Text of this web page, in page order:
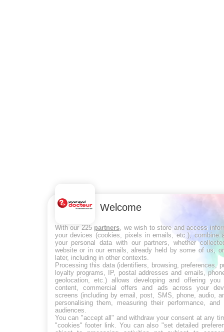
Welcome
With our 225 partners , we wish to store and access
your devices (cookies, pixels in emails, etc.), combine
your personal data with our partners, whether
website or in our emails, already held by some of us,
later, including in other contexts.
Processing this data (identifiers, browsing, preferences,
loyalty programs, IP, postal addresses and emails,
geolocation, etc.) allows developing and offering you
content, commercial offers and ads across your
screens (including by email, post, SMS, phone, audio,
personalising them, measuring their performance, and
audiences.
You can "accept all" and withdraw your consent at any
"cookies" footer link . You can also "set detailed